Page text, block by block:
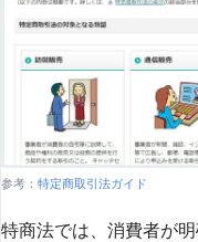
参考： 特定商取引法ガイド
特商法では、消費者が